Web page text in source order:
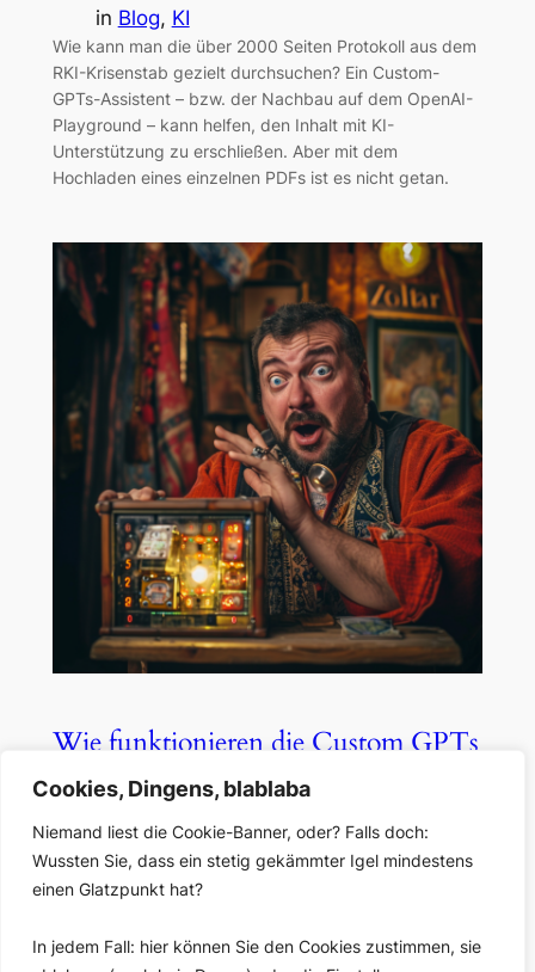
Cookies, Dingens, blablaba
Niemand liest die Cookie-Banner, oder? Falls doch:
Wussten Sie, dass ein stetig gekämmter Igel mindestens
einen Glatzpunkt hat?
In jedem Fall: hier können Sie den Cookies zustimmen, sie
in Blog, KI
Wie kann man die über 2000 Seiten Protokoll aus dem
RKI-Krisenstab gezielt durchsuchen? Ein Custom-
GPTs-Assistent – bzw. der Nachbau auf dem OpenAI-
Playground – kann helfen, den Inhalt mit KI-
Unterstützung zu erschließen. Aber mit dem
Hochladen eines einzelnen PDFs ist es nicht getan.
Wie funktionieren die Custom GPTs
– die neuen KI-Assistenten?
Jan. 13, 2024 — Jan Eggers
inBlog, KI
man über die Technologie hinter den GPTs wissen